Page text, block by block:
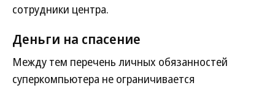
сотрудники центра.
Деньги на спасение
Между тем перечень личных обязанностей
суперкомпьютера не ограничивается